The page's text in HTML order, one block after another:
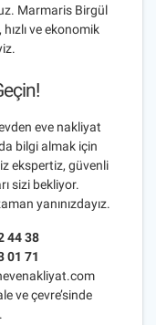
Marmaris Birgül
ve ekonomik
eve nakliyat
bilgi almak için
ekspertiz, güvenli
sizi bekliyor.
yanınızdayız.
44 38
01 71
ve çevre’sinde